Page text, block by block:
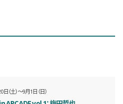
（土）〜9月1日（日）